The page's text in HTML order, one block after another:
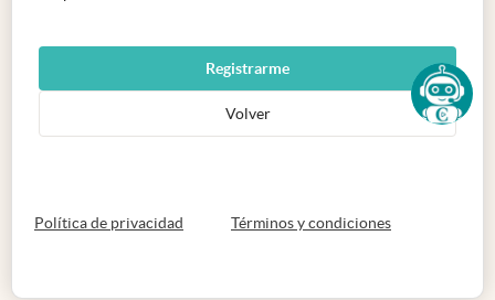
Registrarme
Volver
Política de privacidad abre en nueva pestaña
Términos y condicionesabre en nueva